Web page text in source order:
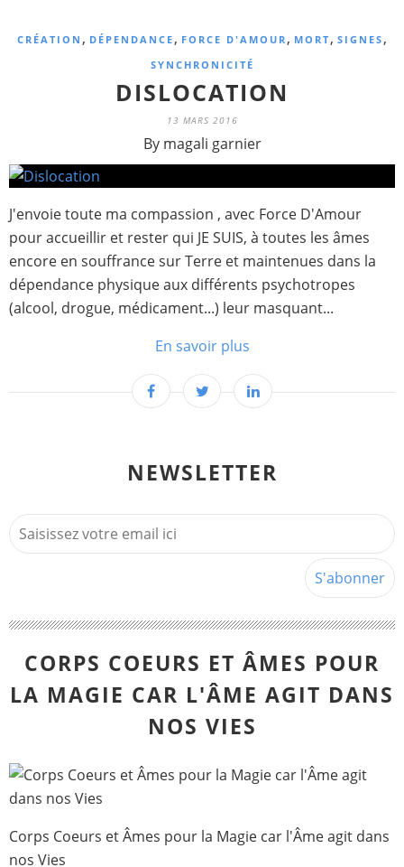
CRÉATION , DÉPENDANCE, FORCE D'AMOUR, MORT, SIGNES,
SYNCHRONICITÉ
DISLOCATION
13 MARS 2016
By magali garnier
J'envoie toute ma compassion , avec Force D'Amour
pour accueillir et rester qui JE SUIS, à toutes les âmes
encore en souffrance sur Terre et maintenues dans la
dépendance physique aux différents psychotropes
(alcool, drogue, médicament...) leur masquant...
En savoir plus
NEWSLETTER
CORPS COEURS ET ÂMES POUR
LA MAGIE CAR L'ÂME AGIT DANS
NOS VIES
Corps Coeurs et Âmes pour la Magie car l'Âme agit dans
nos Vies